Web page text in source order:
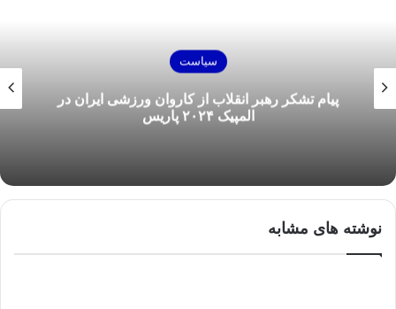
سیاست
پیام تشکر رهبر انقلاب از کاروان ورزشی ایران در
المپیک ۲۰۲۴ پاریس
نوشته های مشابه